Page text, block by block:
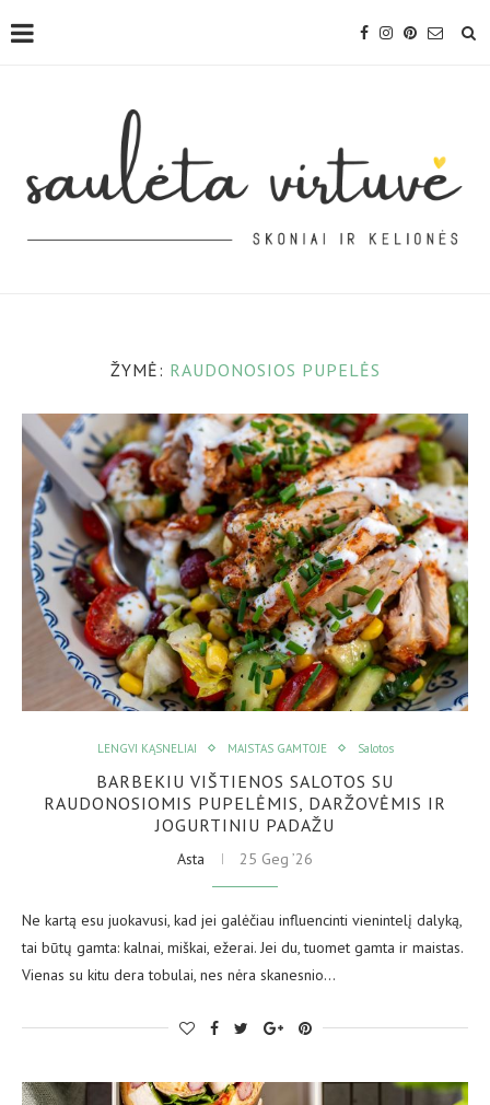
ŽYMĖ: RAUDONOSIOS PUPELĖS
LENGVI KĄSNELIAI MAISTAS GAMTOJE Salotos
BARBEKIU VIŠTIENOS SALOTOS SU
RAUDONOSIOMIS PUPELĖMIS, DARŽOVĖMIS IR
JOGURTINIU PADAŽU
Asta 25 Geg ’26
Ne kartą esu juokavusi, kad jei galėčiau influencinti vienintelį dalyką,
tai būtų gamta: kalnai, miškai, ežerai. Jei du, tuomet gamta ir maistas.
Vienas su kitu dera tobulai, nes nėra skanesnio…